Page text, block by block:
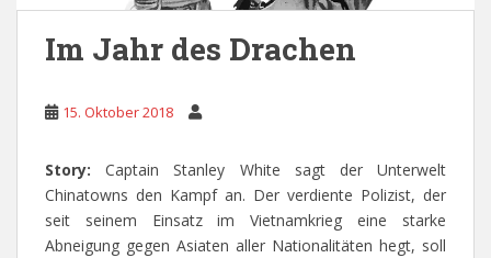
Im Jahr des Drachen
15. Oktober 2018
Story:Captain Stanley White sagt der Unterwelt
Chinatowns den Kampf an. Der verdiente Polizist, der
seit seinem Einsatz im Vietnamkrieg eine starke
Abneigung gegen Asiaten aller Nationalitäten hegt, soll